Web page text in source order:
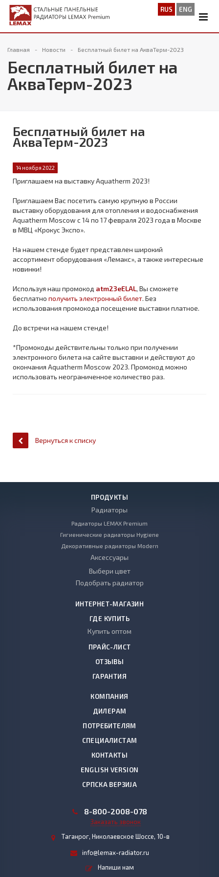
RUS ENG
Главная Новости Бесплатный билет на АкваТерм-2023
Бесплатный билет на
АкваТерм-2023
Бесплатный билет на
АкваТерм-2023
14 ноября 2022
Приглашаем на выставку Aquatherm 2023!
Приглашаем Вас посетить самую крупную в России
выставку оборудования для отопления и водоснабжения
Aquatherm Moscow с 14 по 17 февраля 2023 года в Москве
в МВЦ «Крокус Экспо».
На нашем стенде будет представлен широкий
ассортимент оборудования «Лемакс», а также интересные
новинки!
Используя наш промокод atm23eELAL, Вы сможете
бесплатнополучить электронный билет. Без
использования промокода посещение выставки платное.
До встречи на нашем стенде!
*Промокоды действительны только при получении
электронного билета на сайте выставки и действуют до
окончания Aquatherm Moscow 2023. Промокод можно
использовать неограниченное количество раз.
Вернуться к списку
ПРОДУКТЫ
Радиаторы
Радиаторы LEMAX Premium
Гигиенические радиаторы Hygiene
Декоративные радиаторы Modern
Аксессуары
Выбери цвет
Подобрать радиатор
ИНТЕРНЕТ-МАГАЗИН
ГДЕ КУПИТЬ
Купить оптом
ПРАЙС-ЛИСТ
ОТЗЫВЫ
ГАРАНТИЯ
КОМПАНИЯ
ДИЛЕРАМ
ПОТРЕБИТЕЛЯМ
СПЕЦИАЛИСТАМ
КОНТАКТЫ
ENGLISH VERSION
СРПСКА ВЕРЗИЈА
8-800-2008-078
Заказать звонок
Таганрог, Николаевское Шоссе, 10-в
info@lemax-radiator.ru
Напиши нам